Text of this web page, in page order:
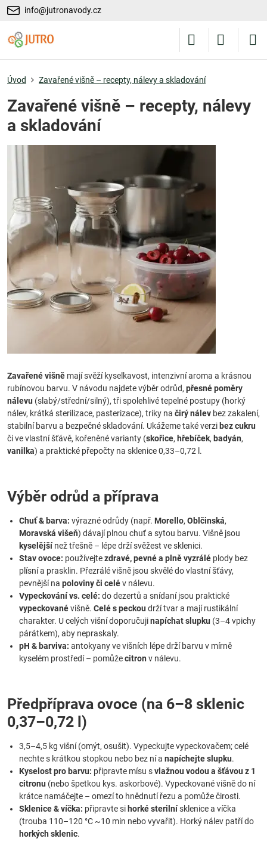
info@jutronavody.cz
Úvod Zavařené višně – recepty, nálevy a skladování
Zavařené višně – recepty, nálevy
a skladování
Zavařené višně mají svěží kyselkavost, intenzivní aroma a krásnou
rubínovou barvu. V návodu najdete výběr odrůd, přesné poměry
nálevu (slabý/střední/silný), tři spolehlivé tepelné postupy (horký
nálev, krátká sterilizace, pasterizace), triky na čirý nálev bez zakalení,
stabilní barvu a bezpečné skladování. Ukážeme také verzi bez cukru
či ve vlastní šťávě, kořeněné varianty (skořice, hřebíček, badyán,
vanilka) a praktické přepočty na sklenice 0,33–0,72 l.
Výběr odrůd a příprava
Chuť & barva: výrazné odrůdy (např. Morello, Oblčinská,
Moravská višeň) dávají plnou chuť a sytou barvu. Višně jsou
kyselějšínež třešně – lépe drží svěžest ve sklenici.
Stav ovoce: používejtezdravé, pevné a plně vyzrálé plody bez
plísní a prasklin. Přezrálé višně jsou skvělé do vlastní šťávy,
pevnější na poloviny či celév nálevu.
Vypeckování vs. celé: do dezertů a snídaní jsou praktické
vypeckovanévišně. Celé s peckou drží tvar a mají rustikální
charakter. U celých višní doporučujinapíchat slupku (3–4 vpichy
párátkem), aby nepraskaly.
pH & barviva: antokyany ve višních lépe drží barvu v mírně
kyselém prostředí – pomůžecitron v nálevu.
Předpříprava ovoce (na 6–8 sklenic
0,37–0,72 l)
3,5–4,5 kg višní (omýt, osušit). Vypeckujte vypeckovačem; celé
nechte s krátkou stopkou nebo bez ní a napíchejte slupku.
Kyselost pro barvu: připravte mísu svlažnou vodou a šťávou z 1
citronu (nebo špetkou kys. askorbové). Vypeckované višně do ní
krátce namáčejte – omezí to hnědnutí řezu a pomůže čirosti.
Sklenice & víčka: připravte si horké sterilnísklenice a víčka
(trouba 110–120 °C ~10 min nebo vyvařit). Horký nálev patří do
horkých sklenic.